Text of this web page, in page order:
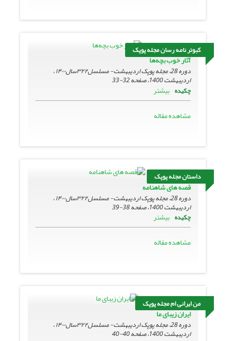
کبوتر نامه رسان مجله پوپک
آثار خوب بچه‌ها
دوره 28، مجله پوپک اردیبهشت- مسلسل۳۲۲سال۱۴۰۰ ،
اردیبهشت 1400، صفحه
32-33
چکیده بیشتر
مشاهده مقاله
داستان مجله پوپک
قصه های شاهنامه
دوره 28، مجله پوپک اردیبهشت- مسلسل۳۲۲سال۱۴۰۰ ،
اردیبهشت 1400، صفحه
38-39
چکیده بیشتر
مشاهده مقاله
من ایرانی ام مجله پوپک
ایران زیبای ما
دوره 28، مجله پوپک اردیبهشت- مسلسل۳۲۲سال۱۴۰۰ ،
اردیبهشت 1400، صفحه
40-40